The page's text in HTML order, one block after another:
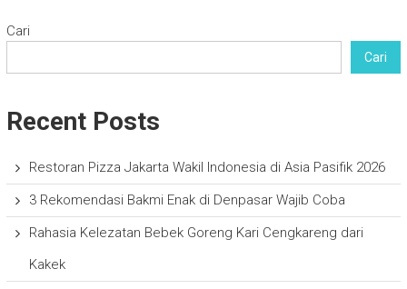
Cari
Cari
Recent Posts
Restoran Pizza Jakarta Wakil Indonesia di Asia Pasifik 2026
3 Rekomendasi Bakmi Enak di Denpasar Wajib Coba
Rahasia Kelezatan Bebek Goreng Kari Cengkareng dari
Kakek